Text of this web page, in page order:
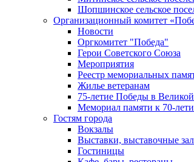
Шопшинское сельское
Организационный комитет
Новости
Оргкомитет "Победа"
Герои Советского Союза
Мероприятия
Реестр мемориальных
Жилье ветеранам
75-летие Победы в
Мемориал памяти к 70-
Гостям города
Вокзалы
Выставки, выставочные
Гостиницы